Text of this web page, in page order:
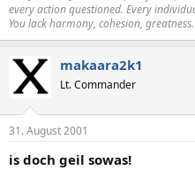
every action questioned. Every
You lack harmony, cohesion,
makaara2k1
Lt. Commander
31. August 2001
is doch geil sowas!